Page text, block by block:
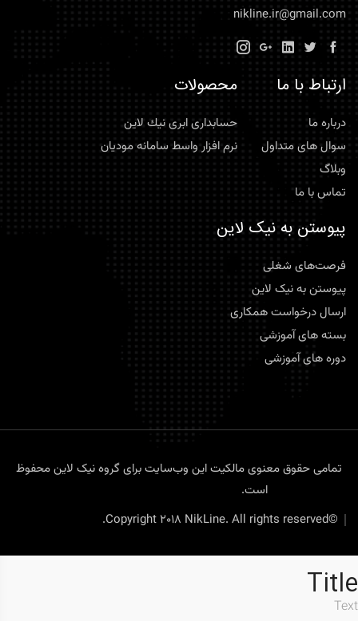
nikline.ir@gmail.com
ارتباط با ما
درباره ما
سوال های متداول
وبلاگ
تماس با ما
محصولات
حسابداری ابری نيك لاين
نرم افزار واسط سامانه موديان
پیوستن به نیک لاین
فرصت‌های شغلی
پیوستن به نیک لاین
ارسال درخواست همکاری
بسته های آموزشی
دوره های آموزشی
تمامی حقوق معنوی مالکیت این وب‌سایت برای گروه نیک لاین محفوظ
است.
©Copyright 2018 NikLine. All rights reserved.
Title
Text